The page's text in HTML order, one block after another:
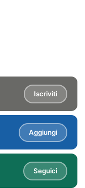
Iscriviti
Aggiungi
Seguici